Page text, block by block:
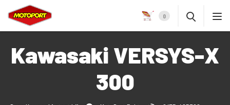
0
Kawasaki VERSYS-X
300